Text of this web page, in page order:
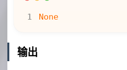
None
输出